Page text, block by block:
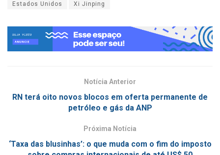
Estados Unidos Xi Jinping
Notícia Anterior
RN terá oito novos blocos em oferta permanente de
petróleo e gás da ANP
Próxima Notícia
‘Taxa das blusinhas’: o que muda com o fim do imposto